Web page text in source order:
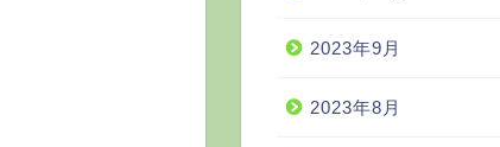
2023年9月
2023年8月